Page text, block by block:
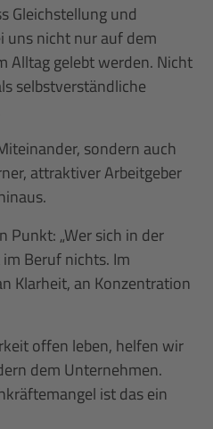
Gleichstellung und
uns nicht nur auf dem
Alltag gelebt werden. Nicht
selbstverständliche
sondern auch
attraktiver Arbeitgeber
Punkt: „Wer sich in der
Beruf nichts. Im
Klarheit, an Konzentration
offen leben, helfen wir
dem Unternehmen.
ist das ein